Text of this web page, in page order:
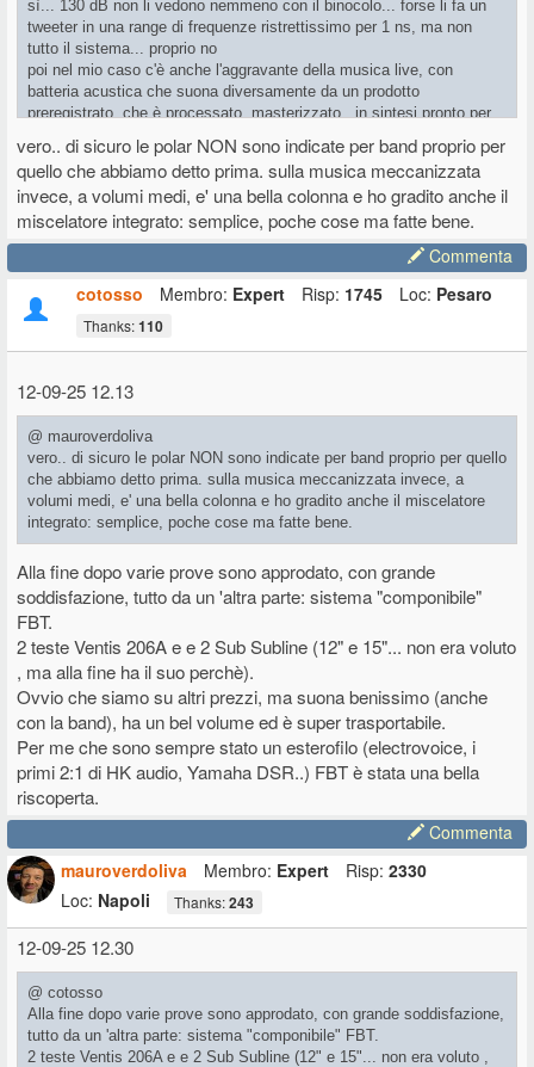
sì... 130 dB non li vedono nemmeno con il binocolo... forse li fa un
tweeter in una range di frequenze ristrettissimo per 1 ns, ma non
tutto il sistema... proprio no
poi nel mio caso c'è anche l'aggravante della musica live, con
batteria acustica che suona diversamente da un prodotto
preregistrato, che è processato, masterizzato...in sintesi pronto per
vero.. di sicuro le polar NON sono indicate per band proprio per
quello che abbiamo detto prima. sulla musica meccanizzata
invece, a volumi medi, e' una bella colonna e ho gradito anche il
miscelatore integrato: semplice, poche cose ma fatte bene.
Commenta
cotosso
Membro: Expert Risp: 1745 Loc: Pesaro
Thanks:110
12-09-25 12.13
@ mauroverdoliva
vero.. di sicuro le polar NON sono indicate per band proprio per quello
che abbiamo detto prima. sulla musica meccanizzata invece, a
volumi medi, e' una bella colonna e ho gradito anche il miscelatore
integrato: semplice, poche cose ma fatte bene.
Alla fine dopo varie prove sono approdato, con grande
soddisfazione, tutto da un 'altra parte: sistema "componibile"
FBT.
2 teste Ventis 206A e e 2 Sub Subline (12" e 15"... non era voluto
, ma alla fine ha il suo perchè).
Ovvio che siamo su altri prezzi, ma suona benissimo (anche
con la band), ha un bel volume ed è super trasportabile.
Per me che sono sempre stato un esterofilo (electrovoice, i
primi 2:1 di HK audio, Yamaha DSR..) FBT è stata una bella
riscoperta.
Commenta
mauroverdoliva
Membro: Expert Risp: 2330
Loc: Napoli Thanks:243
12-09-25 12.30
@ cotosso
Alla fine dopo varie prove sono approdato, con grande soddisfazione,
tutto da un 'altra parte: sistema "componibile" FBT.
2 teste Ventis 206A e e 2 Sub Subline (12" e 15"... non era voluto ,